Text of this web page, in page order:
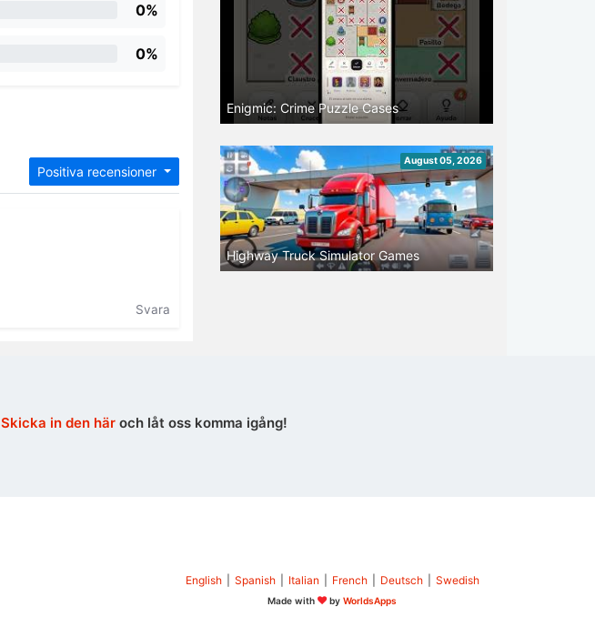
0%
0%
Positiva recensioner
Svara
Enigmic: Crime Puzzle Cases
August 05, 2026
Highway Truck Simulator Games
Skicka in den här och låt oss komma igång!
English Spanish Italian French Deutsch Swedish
Made with byWorldsApps